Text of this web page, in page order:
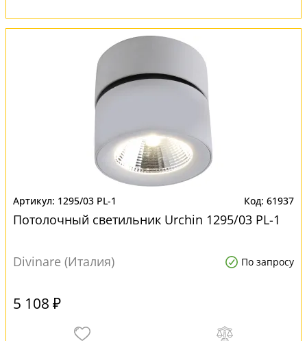
1295/03 PL-1 61937
Потолочный светильник Urchin 1295/03 PL-1
Divinare (Италия) По запросу
5 108 ₽